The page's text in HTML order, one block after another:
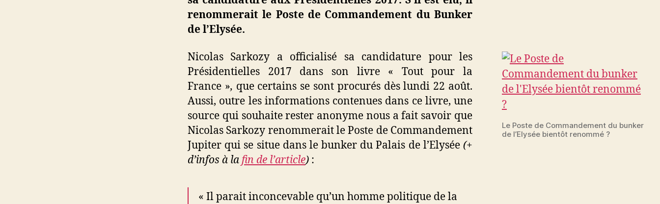
le
PC
l’Elysee
renommerait le Poste de Commandement du Bunker
de l’Elysée.
Le Poste de Commandement du bunker
de l’Elysée bientôt renommé ?
Nicolas Sarkozy a officialisé sa candidature pour les
Présidentielles 2017 dans son livre « Tout pour la
France », que certains se sont procurés dès lundi 22 août.
Aussi, outre les informations contenues dans ce livre, une
source qui souhaite rester anonyme nous a fait savoir que
Nicolas Sarkozy renommerait le Poste de Commandement
Jupiter qui se situe dans le bunker du Palais de l’Elysée (+
d’infos à lafin de l’article) :
« Il parait inconcevable qu’un homme politique de la